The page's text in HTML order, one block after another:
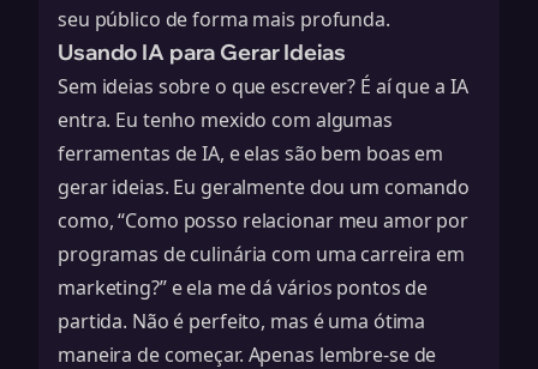
seu público de forma mais profunda.
Usando IA para Gerar Ideias
Sem ideias sobre o que escrever? É aí que a IA
entra. Eu tenho mexido com algumas
ferramentas de IA, e elas são bem boas em
gerar ideias. Eu geralmente dou um comando
como, “Como posso relacionar meu amor por
programas de culinária com uma carreira em
marketing?” e ela me dá vários pontos de
partida. Não é perfeito, mas é uma ótima
maneira de começar. Apenas lembre-se de